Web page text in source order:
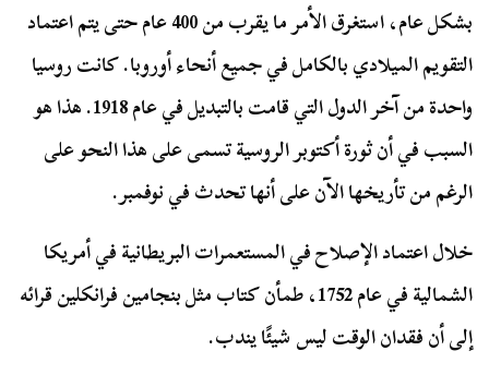
بشكل عام، استغرق الأمر ما يقرب من 400 عام حتى يتم اعتماد
التقويم الميلادي بالكامل في جميع أنحاء أوروبا. كانت روسيا
واحدة من آخر الدول التي قامت بالتبديل في عام 1918. هذا هو
السبب في أن ثورة أكتوبر الروسية تسمى على هذا النحو على
الرغم من تأريخها الآن على أنها تحدث في نوفمبر.
خلال اعتماد الإصلاح في المستعمرات البريطانية في أمريكا
الشمالية في عام 1752، طمأن كتاب مثل بنجامين فرانكلين قرائه
إلى أن فقدان الوقت ليس شيئًا يندب.